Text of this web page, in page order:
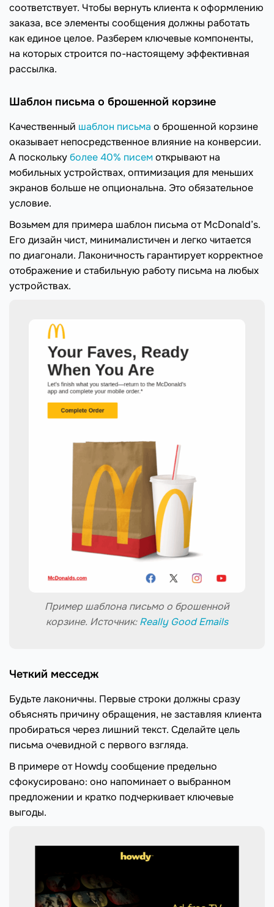
соответствует. Чтобы вернуть клиента к оформлению
заказа, все элементы сообщения должны работать
как единое целое. Разберем ключевые компоненты,
на которых строится по-настоящему эффективная
рассылка.
Шаблон письма о брошенной корзине
Качественный шаблон письма о брошенной корзине
оказывает непосредственное влияние на конверсии.
А посколькуболее 40% писемоткрывают на
мобильных устройствах, оптимизация для меньших
экранов больше не опциональна. Это обязательное
условие.
Возьмем для примера шаблон письма от McDonald’s.
Его дизайн чист, минималистичен и легко читается
по диагонали. Лаконичность гарантирует корректное
отображение и стабильную работу письма на любых
устройствах.
Пример шаблона письмо о брошенной
корзине. Источник:Really Good Emails
Четкий месседж
Будьте лаконичны. Первые строки должны сразу
объяснять причину обращения, не заставляя клиента
пробираться через лишний текст. Сделайте цель
письма очевидной с первого взгляда.
В примере от Howdy сообщение предельно
сфокусировано: оно напоминает о выбранном
предложении и кратко подчеркивает ключевые
выгоды.